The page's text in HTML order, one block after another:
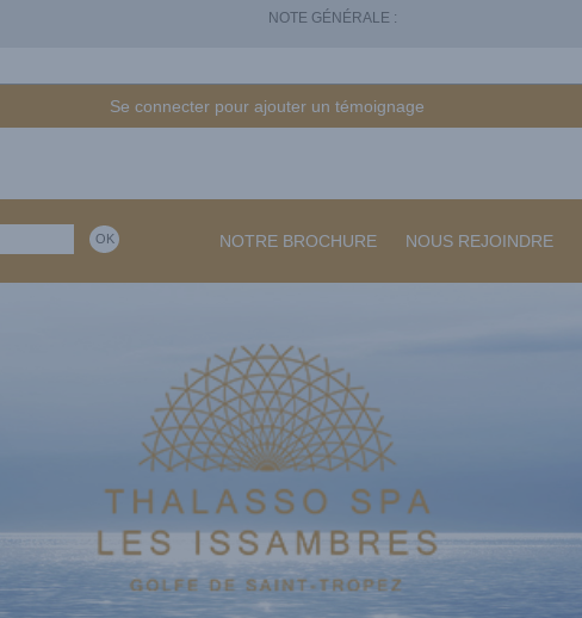
NOTE GÉNÉRALE :
Se connecter pour ajouter un témoignage
NOTRE BROCHURE NOUS REJOINDRE